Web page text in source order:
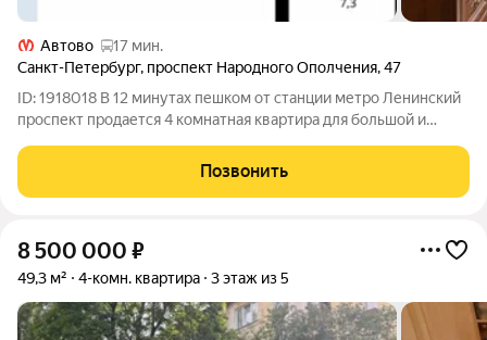
Автово
17 мин.
Санкт-Петербург, проспект Народного Ополчения,47
ID: 1918018 В 12 минутах пешком от станции метро Ленинский
проспект продается 4 комнатная квартира для большой и
комнаты смежно-изолированные 15,4+8,5 кв.м, остальные
раздельные 7,3+5,8 кв.м.
Позвонить
8 500 000 ₽
49,3 м² 4-комн. квартира 3 этаж из 5